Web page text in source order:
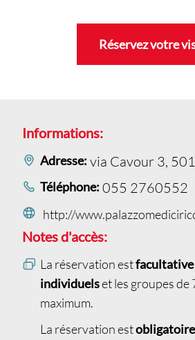
Réservez votre
Informations:
Adresse: via Cavour 3,
Téléphone: 055 2760552
http://
Notes d'accès:
La réservation est
individuelset les groupes de
maximum.
La réservation est